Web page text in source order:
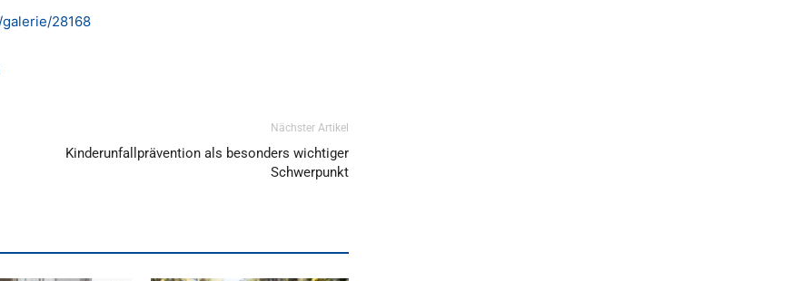
28168
Nächster Artikel
Kinderunfallprävention als besonders wichtiger
Schwerpunkt